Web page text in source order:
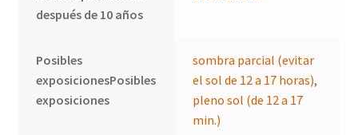
después de 10 años
Posibles
exposicionesPosibles
exposiciones
sombra parcial (evitar
el sol de 12 a 17 horas),
pleno sol (de 12 a 17
min.)